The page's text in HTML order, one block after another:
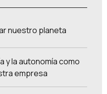
nuestro planeta
y la autonomía como
empresa